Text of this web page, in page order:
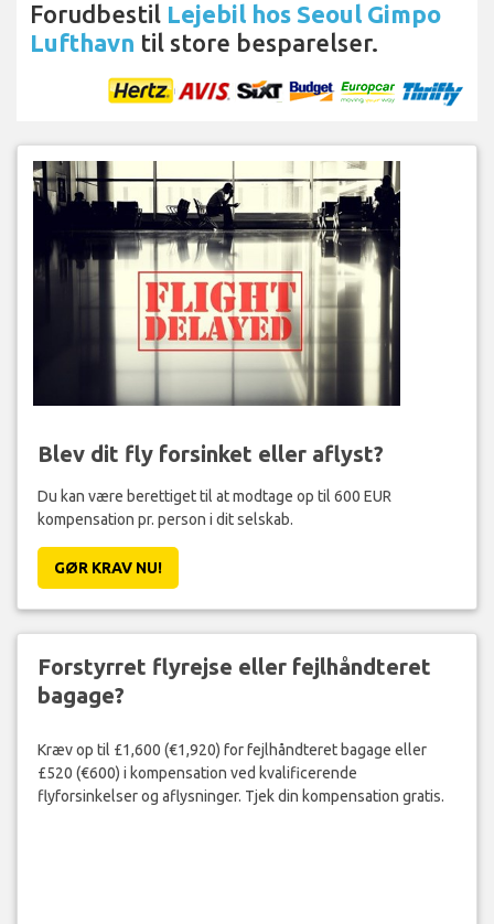
Forudbestil Lejebil hos Seoul Gimpo
Lufthavn til store besparelser.
Blev dit fly forsinket eller aflyst?
Du kan være berettiget til at modtage op til 600 EUR
kompensation pr. person i dit selskab.
GØR KRAV NU!
Forstyrret flyrejse eller fejlhåndteret
bagage?
Kræv op til £1,600 (€1,920) for fejlhåndteret bagage eller
£520 (€600) i kompensation ved kvalificerende
flyforsinkelser og aflysninger. Tjek din kompensation gratis.